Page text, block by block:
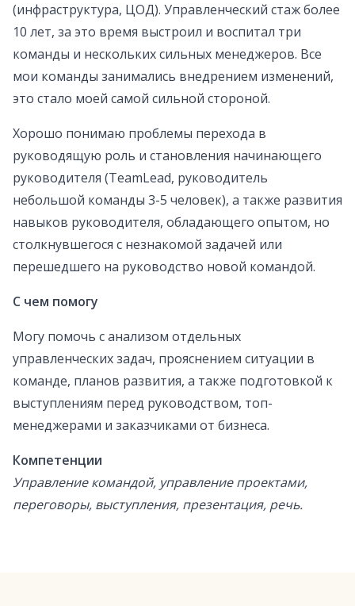
(инфраструктура, ЦОД). Управленческий стаж более
10 лет, за это время выстроил и воспитал три
команды и нескольких сильных менеджеров. Все
мои команды занимались внедрением изменений,
это стало моей самой сильной стороной.
Хорошо понимаю проблемы перехода в
руководящую роль и становления начинающего
руководителя (TeamLead, руководитель
небольшой команды 3-5 человек), а также развития
навыков руководителя, обладающего опытом, но
столкнувшегося с незнакомой задачей или
перешедшего на руководство новой командой.
С чем помогу
Могу помочь с анализом отдельных
управленческих задач, прояснением ситуации в
команде, планов развития, а также подготовкой к
выступлениям перед руководством, топ-
менеджерами и заказчиками от бизнеса.
Компетенции
Управление командой, управление проектами,
переговоры, выступления, презентация, речь.